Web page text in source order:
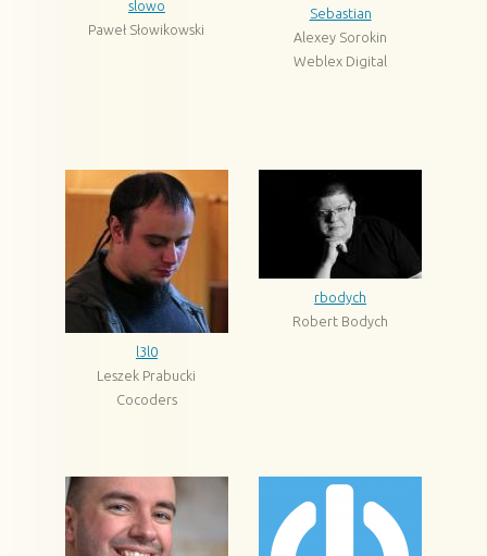
slowo
Paweł Słowikowski
Sebastian
Alexey Sorokin
Weblex Digital
l3l0
Leszek Prabucki
Cocoders
rbodych
Robert Bodych